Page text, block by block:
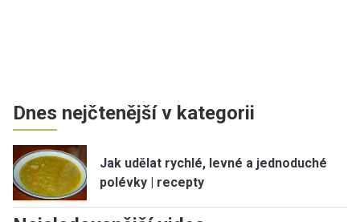
Dnes nejčtenější v kategorii
Jak udělat rychlé, levné a jednoduché
polévky | recepty